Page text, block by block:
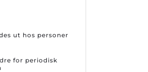
ut hos personer
for periodisk